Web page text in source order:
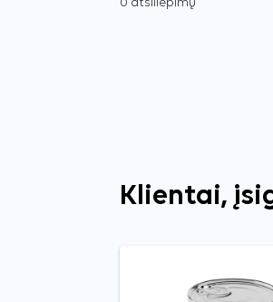
0 atsiliepimų
Klientai,